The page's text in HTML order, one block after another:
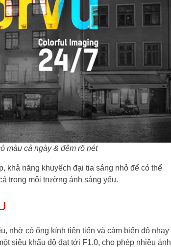
màu cả ngày & đêm rõ nét
khả năng khuyếch đại tia sáng nhỏ để có thể
trong môi trường ánh sáng yếu.
nhờ có ống kính tiên tiến và cảm biến độ nhạy
siêu khẩu độ đạt tới F1.0, cho phép nhiều ánh